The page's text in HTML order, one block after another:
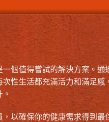
一個值得嘗試的解決方案。通
性生活都充滿活力和滿足感
。
以確保你的健康需求得到最